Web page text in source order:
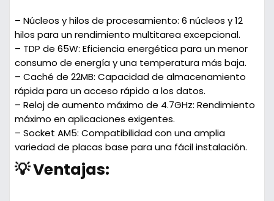
– Núcleos y hilos de procesamiento: 6 núcleos y 12
hilos para un rendimiento multitarea excepcional.
– TDP de 65W: Eficiencia energética para un menor
consumo de energía y una temperatura más baja.
– Caché de 22MB: Capacidad de almacenamiento
rápida para un acceso rápido a los datos.
– Reloj de aumento máximo de 4.7GHz: Rendimiento
máximo en aplicaciones exigentes.
– Socket AM5: Compatibilidad con una amplia
variedad de placas base para una fácil instalación.
💡 Ventajas: